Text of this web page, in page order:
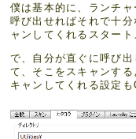
僕は基本的に、ランチ
呼び出せればそれで十
ャンしてくれるスター
で、自分が直ぐに呼び
て、そこをスキャンす
キャンしてくれる設定も